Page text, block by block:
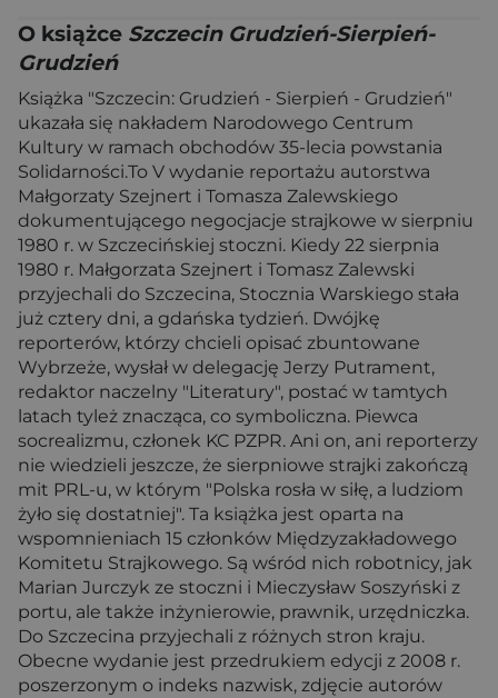
O książce Szczecin Grudzień-Sierpień-
Grudzień
Książka "Szczecin: Grudzień - Sierpień - Grudzień"
ukazała się nakładem Narodowego Centrum
Kultury w ramach obchodów 35-lecia powstania
Solidarności.To V wydanie reportażu autorstwa
Małgorzaty Szejnert i Tomasza Zalewskiego
dokumentującego negocjacje strajkowe w sierpniu
1980 r. w Szczecińskiej stoczni. Kiedy 22 sierpnia
1980 r. Małgorzata Szejnert i Tomasz Zalewski
przyjechali do Szczecina, Stocznia Warskiego stała
już cztery dni, a gdańska tydzień. Dwójkę
reporterów, którzy chcieli opisać zbuntowane
Wybrzeże, wysłał w delegację Jerzy Putrament,
redaktor naczelny "Literatury", postać w tamtych
latach tyleż znacząca, co symboliczna. Piewca
socrealizmu, członek KC PZPR. Ani on, ani reporterzy
nie wiedzieli jeszcze, że sierpniowe strajki zakończą
mit PRL-u, w którym "Polska rosła w siłę, a ludziom
żyło się dostatniej". Ta książka jest oparta na
wspomnieniach 15 członków Międzyzakładowego
Komitetu Strajkowego. Są wśród nich robotnicy, jak
Marian Jurczyk ze stoczni i Mieczysław Soszyński z
portu, ale także inżynierowie, prawnik, urzędniczka.
Do Szczecina przyjechali z różnych stron kraju.
Obecne wydanie jest przedrukiem edycji z 2008 r.
poszerzonym o indeks nazwisk, zdjęcie autorów